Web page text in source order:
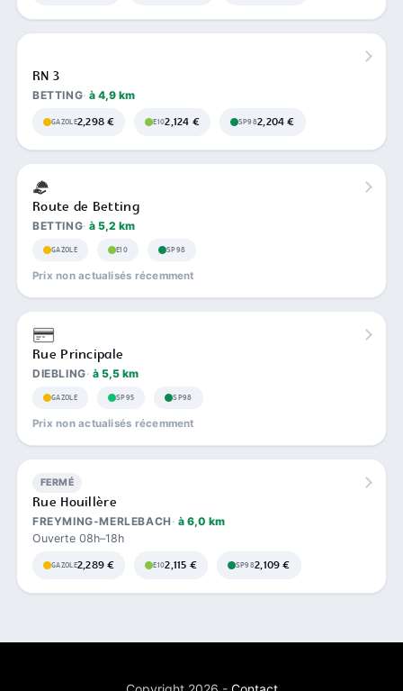
RN 3
BETTING à 4,9 km
GAZOLE2,298 € E102,124 € SP982,204 €
Route de Betting
BETTING à 5,2 km
GAZOLE E10 SP98
Prix non actualisés récemment
Rue Principale
DIEBLING à 5,5 km
GAZOLE SP95 SP98
Prix non actualisés récemment
FERMÉ
Rue Houillère
FREYMING-MERLEBACH à 6,0 km
Ouverte 08h–18h
GAZOLE2,289 € E102,115 € SP982,109 €